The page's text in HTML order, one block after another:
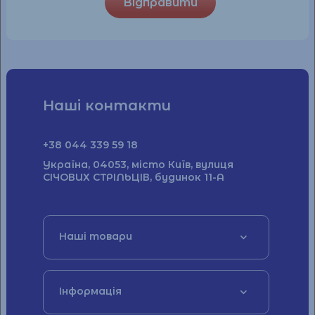
купити за актуальними цінами на 2024 рік.
Loft Purple (ЛМ Лофт Пьорпл)?
Цигарки L&M Loft Purple – це звичайна сигарета
Про виробника L&M Loft Purple
L&M/ Компанія Філіп Морріс на ринку України з
1994 року. Має у своєму портфелі такі відомі
сигаретні бренди, які представлені на
території України: Parliament, Marlboro, L&M,
BOND, Philip Morris.
продукт має свої унікальні властивості та
Наші контакти
+38 044 339 59 18
Україна, 04053, місто Київ, вулиця
СІЧОВИХ СТРІЛЬЦІВ, будинок 11-А
Наші товари
Інформація